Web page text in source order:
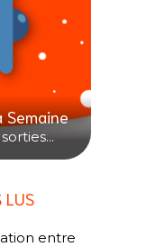
Semaine
LUS
entre